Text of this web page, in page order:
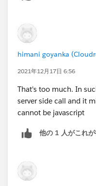
himani goyanka
2021年12月17日 6:56
That's too much. In
server side call and it
cannot be javascript
他の 1 人がこれ